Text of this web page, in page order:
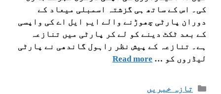
کی۔ اس کے ساتھ ہی گزشتہ اسمبلی میعاد کے
دوران پارٹی چھوڑنے والے ایم ایل اے کی واپسی
کے بعد ٹکٹ دینے کو لے کر پارٹی میں تنازعہ
ہے۔ تنازعہ کے پیش نظر راہول گاندھی نے پارٹی
لیڈروں کو … Read more
تازہ خبریں